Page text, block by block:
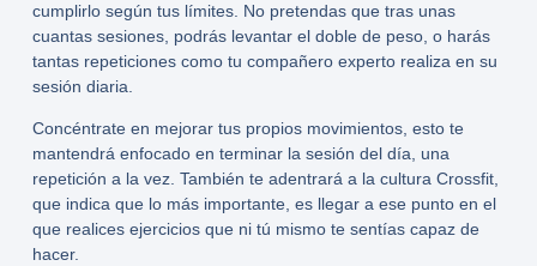
cumplirlo según tus límites. No pretendas que tras unas
cuantas sesiones, podrás levantar el doble de peso, o harás
tantas repeticiones como tu compañero experto realiza en su
sesión diaria.
Concéntrate en mejorar tus propios movimientos, esto te
mantendrá enfocado en terminar la sesión del día, una
repetición a la vez. También te adentrará a la cultura Crossfit,
que indica que lo más importante, es llegar a ese punto en el
que realices ejercicios que ni tú mismo te sentías capaz de
hacer.